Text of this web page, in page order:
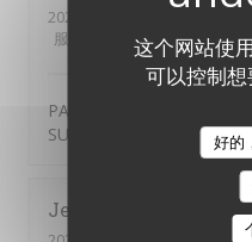
这个网站使
可以控制想
好的
2026-08-01
服务
氛围 :4 /5 菜单: 5/5
PASSAGE DANS CE
SUPERBE
Jean-Philippe